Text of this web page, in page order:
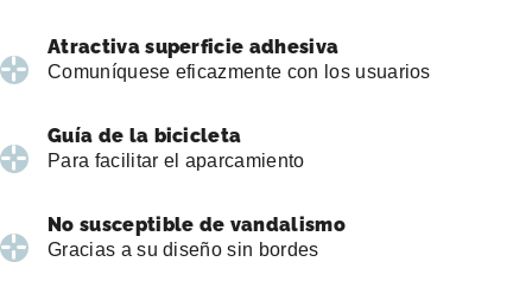
Atractiva superficie adhesiva
Comuníquese eficazmente con los usuarios
Guía de la bicicleta
Para facilitar el aparcamiento
No susceptible de vandalismo
Gracias a su diseño sin bordes